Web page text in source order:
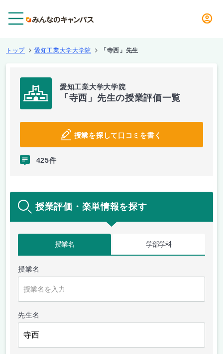
トップ 愛知工業大学大学院 「寺西」先生
愛知工業大学大学院
「寺西」先生の授業評価一覧
授業を探して口コミを書く
425件
授業評価・楽単情報を探す
授業名 学部学科
授業名
先生名